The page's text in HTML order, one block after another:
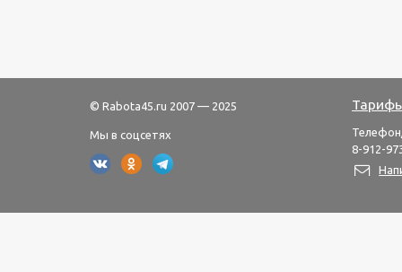
© Rabota45.ru 2007 — 2025
Мы в соцсетях
8-912-